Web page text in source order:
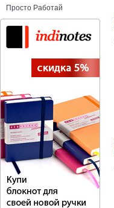
Просто Работай